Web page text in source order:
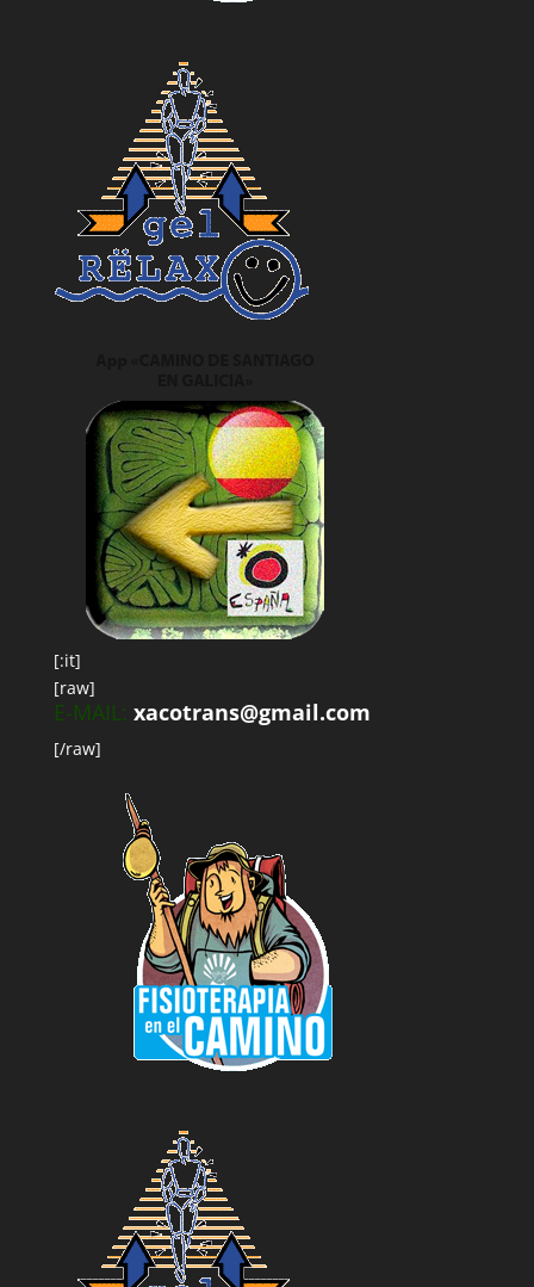
[:it]
[raw]
E-MAIL: xacotrans@gmail.com
[/raw]